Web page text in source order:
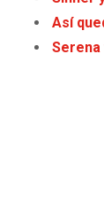
Así
Serena